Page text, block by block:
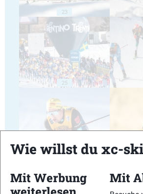
23
25
27
Wie willst du xc-
Mit Werbung
Mit